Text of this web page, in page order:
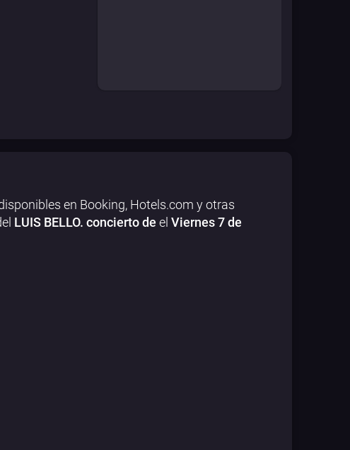
en Booking, Hotels.com y otras
LUIS BELLO. concierto de el Viernes 7 de